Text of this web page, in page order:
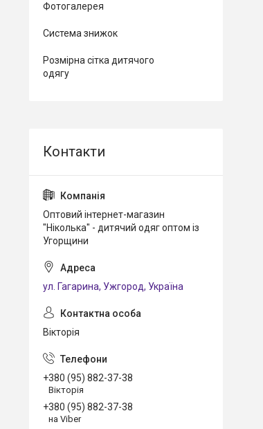
Фотогалерея
Система знижок
Розмірна сітка дитячого
одягу
Оптовий інтернет-магазин
"Ніколька" - дитячий одяг оптом із
Угорщини
ул. Гагарина, Ужгород, Україна
Вікторія
+380 (95) 882-37-38
Вікторія
+380 (95) 882-37-38
на Viber